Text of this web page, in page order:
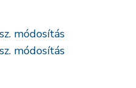
módosítás
módosítás